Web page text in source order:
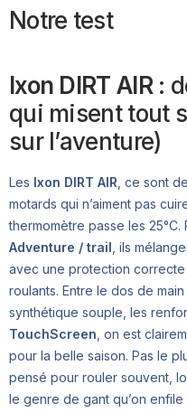
Notre test
Ixon DIRT AIR:
qui misent tout
sur l’aventure)
Les Ixon DIRT AIR , ce sont
motards qui n’aiment pas
thermomètre passe les
Adventure / trail , ils
avec une protection
roulants. Entre le dos de main
synthétique souple, les
TouchScreen , on est
pour la belle saison. Pas le
pensé pour rouler souvent,
le genre de gant qu’on